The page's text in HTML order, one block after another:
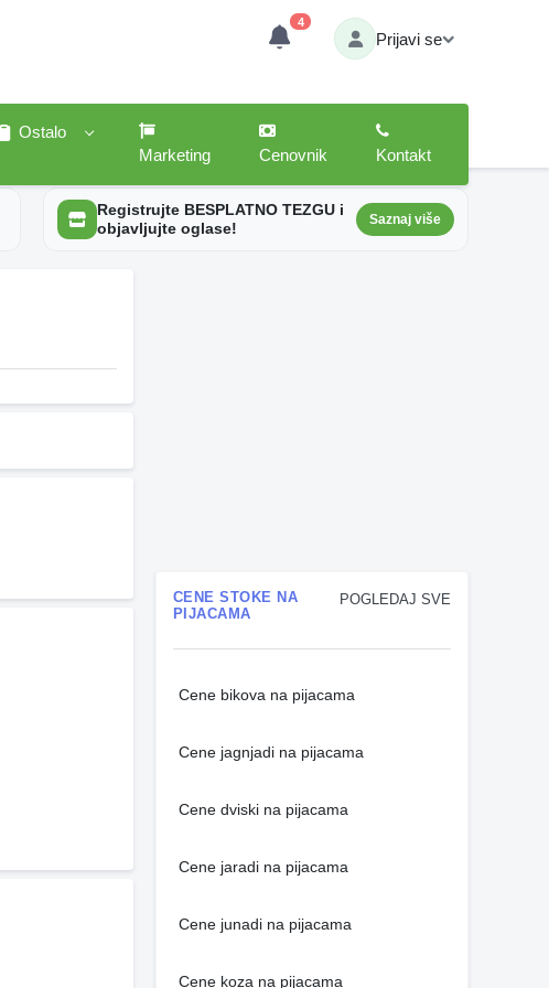
4
Prijavi se
Ostalo
Marketing
Cenovnik Kontakt
Registrujte BESPLATNO TEZGU i
objavljujte oglase!
Saznaj više
POGLEDAJ SVE
CENE STOKE NA
PIJACAMA
Cene bikova na pijacama
Cene jagnjadi na pijacama
Cene dviski na pijacama
Cene jaradi na pijacama
Cene junadi na pijacama
Cene koza na pijacama